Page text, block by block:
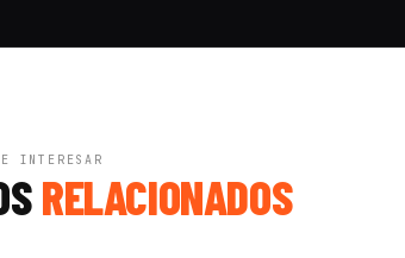
INTERESAR
RELACIONADOS